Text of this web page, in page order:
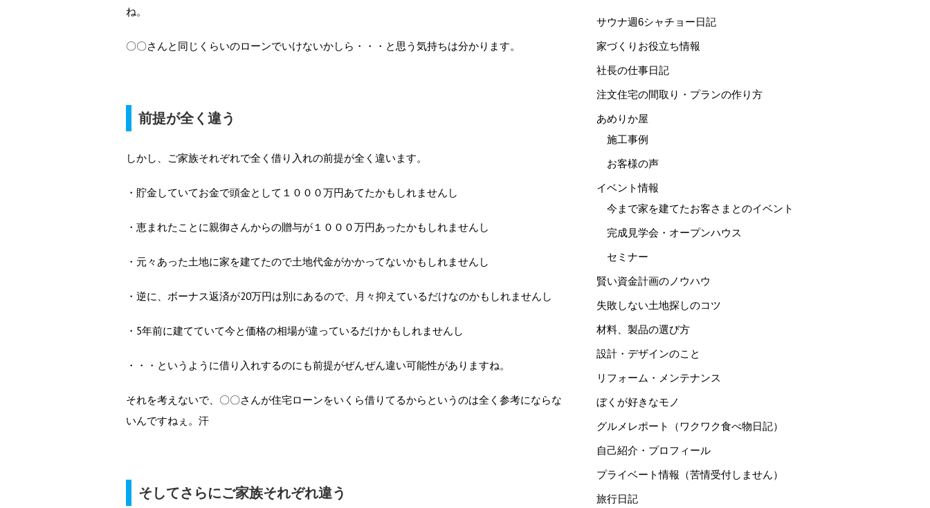
ね。
〇〇さんと同じくらいのローンでいけないかしら・・・と思う気持ちは分かります。
前提が全く違う
しかし、ご家族それぞれで全く借り入れの前提が全く違います。
・貯金していてお金で頭金として１０００万円あてたかもしれませんし
・恵まれたことに親御さんからの贈与が１０００万円あったかもしれませんし
・元々あった土地に家を建てたので土地代金がかかってないかもしれませんし
・逆に、ボーナス返済が20万円は別にあるので、月々抑えているだけなのかもしれませんし
・5年前に建てていて今と価格の相場が違っているだけかもしれませんし
・・・というように借り入れするのにも前提がぜんぜん違い可能性がありますね。
それを考えないで、〇〇さんが住宅ローンをいくら借りてるからというのは全く参考にならな
いんですねぇ。汗
そしてさらにご家族それぞれ違う
サウナ週6シャチョー日記
家づくりお役立ち情報
社長の仕事日記
注文住宅の間取り・プランの作り方
あめりか屋
施工事例
お客様の声
イベント情報
今まで家を建てたお客さまとのイベント
完成見学会・オープンハウス
セミナー
賢い資金計画のノウハウ
失敗しない土地探しのコツ
材料、製品の選び方
設計・デザインのこと
リフォーム・メンテナンス
ぼくが好きなモノ
グルメレポート（ワクワク食べ物日記）
自己紹介・プロフィール
プライベート情報（苦情受付しません）
旅行日記